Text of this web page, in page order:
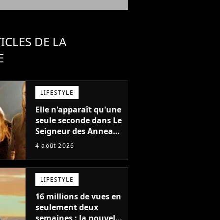
DE LA
LIFESTYLE
Elle n'apparaît qu'une
seule seconde dans Le
Seigneur des Anneaux
: avez-vous reconnu
cinéma dans la saga ?
4 août 2026
LIFESTYLE
16 millions de vues en
seulement deux